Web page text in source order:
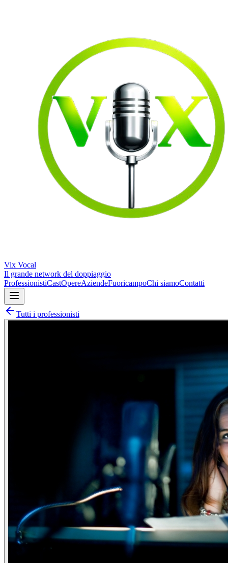
Vix Vocal
Il grande network del doppiaggio
ProfessionistiCastOpereAziendeFuoricampoChi siamoContatti
Tutti i professionisti